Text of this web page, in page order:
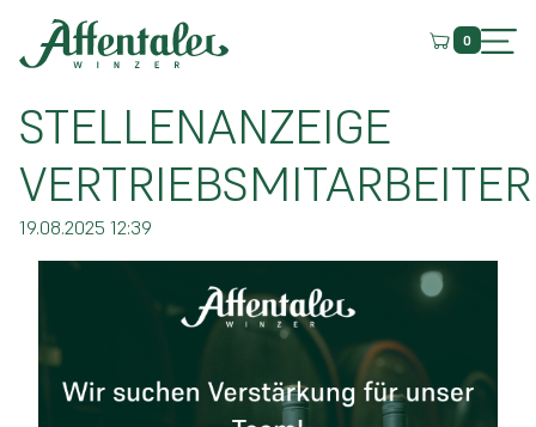
0
STELLENANZEIGE
VERTRIEBSMITARBEITER
19.08.2025 12:39